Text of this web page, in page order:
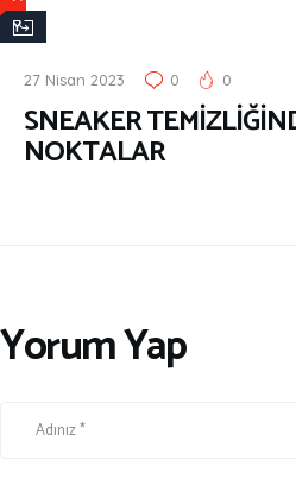
Y
27 Nisan 2023 0 0
SNEAKER
NOKTALAR
Yorum Yap